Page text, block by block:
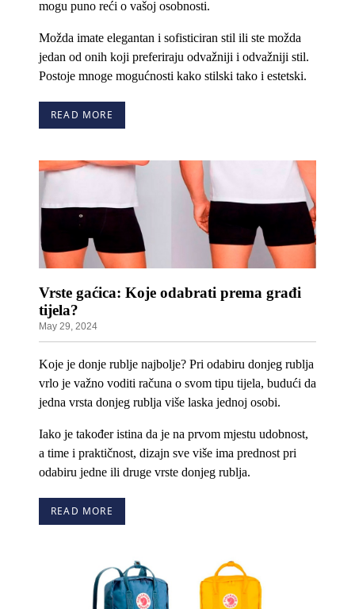
mogu puno reći o vašoj osobnosti.
Možda imate elegantan i sofisticiran stil ili ste možda
jedan od onih koji preferiraju odvažniji i odvažniji stil.
Postoje mnoge mogućnosti kako stilski tako i estetski.
READ MORE
Vrste gaćica: Koje odabrati prema građi
tijela?
May 29, 2024
Koje je donje rublje najbolje? Pri odabiru donjeg rublja
vrlo je važno voditi računa o svom tipu tijela, budući da
jedna vrsta donjeg rublja više laska jednoj osobi.
Iako je također istina da je na prvom mjestu udobnost,
a time i praktičnost, dizajn sve više ima prednost pri
odabiru jedne ili druge vrste donjeg rublja.
READ MORE